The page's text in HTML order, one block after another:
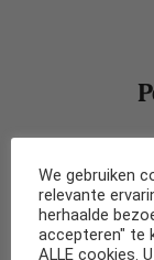
We gebruiken
relevante
herhaalde
accepteren" te
ALLE cookies.